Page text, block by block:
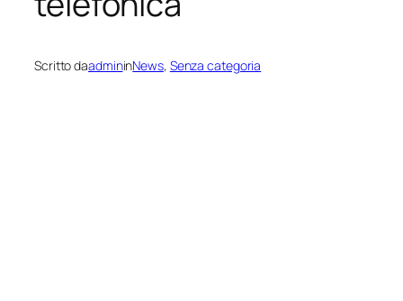
Scritto daadmininNews, Senza categoria